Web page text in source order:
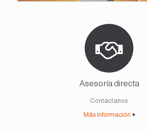
Asesoría directa
Contáctanos
Más información